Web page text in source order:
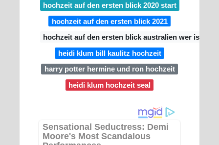
hochzeit auf den ersten blick 2020 start
hochzeit auf den ersten blick 2021
hochzeit auf den ersten blick australien wer ist
heidi klum bill kaulitz hochzeit
harry potter hermine und ron hochzeit
heidi klum hochzeit seal